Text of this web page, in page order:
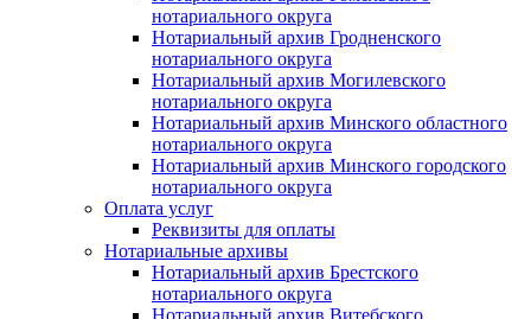
нотариального округа
Нотариальный архив Гродненского
нотариального округа
Нотариальный архив Могилевского
нотариального округа
Нотариальный архив Минского областного
нотариального округа
Нотариальный архив Минского городского
нотариального округа
Оплата услуг
Реквизиты для оплаты
Нотариальные архивы
Нотариальный архив Брестского
нотариального округа
Нотариальный архив Витебского